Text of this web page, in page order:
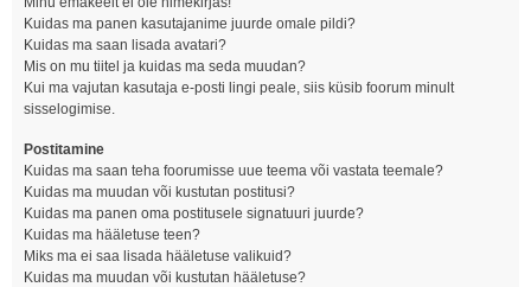
Kuidas ma panen kasutajanime juurde omale pildi?
Kuidas ma saan lisada avatari?
Mis on mu tiitel ja kuidas ma seda muudan?
Kui ma vajutan kasutaja e-posti lingi peale, siis küsib foorum minult
sisselogimise.
Postitamine
Kuidas ma saan teha foorumisse uue teema või vastata teemale?
Kuidas ma muudan või kustutan postitusi?
Kuidas ma panen oma postitusele signatuuri juurde?
Kuidas ma hääletuse teen?
Miks ma ei saa lisada hääletuse valikuid?
Kuidas ma muudan või kustutan hääletuse?